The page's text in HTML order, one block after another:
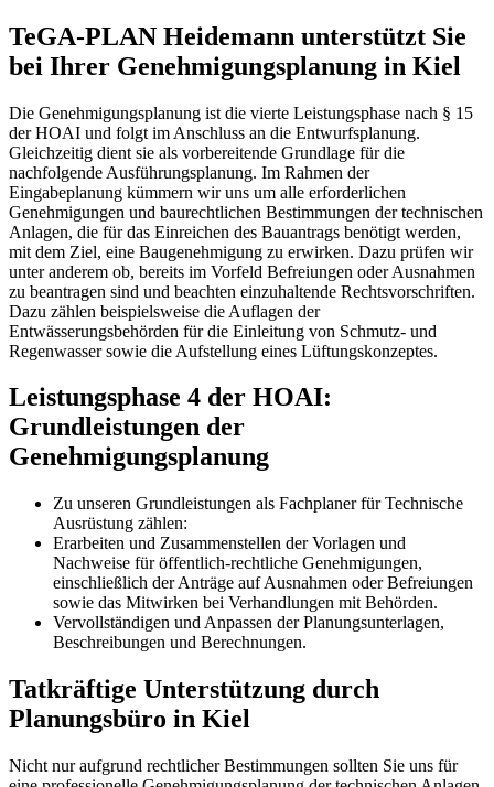
TeGA-PLAN Heidemann unterstützt Sie
bei Ihrer Genehmigungsplanung in Kiel
Die Genehmigungsplanung ist die vierte Leistungsphase nach § 15
der HOAI und folgt im Anschluss an die Entwurfsplanung.
Gleichzeitig dient sie als vorbereitende Grundlage für die
nachfolgende Ausführungsplanung. Im Rahmen der
Eingabeplanung kümmern wir uns um alle erforderlichen
Genehmigungen und baurechtlichen Bestimmungen der technischen
Anlagen, die für das Einreichen des Bauantrags benötigt werden,
mit dem Ziel, eine Baugenehmigung zu erwirken. Dazu prüfen wir
unter anderem ob, bereits im Vorfeld Befreiungen oder Ausnahmen
zu beantragen sind und beachten einzuhaltende Rechtsvorschriften.
Dazu zählen beispielsweise die Auflagen der
Entwässerungsbehörden für die Einleitung von Schmutz- und
Regenwasser sowie die Aufstellung eines Lüftungskonzeptes.
Leistungsphase 4 der HOAI:
Grundleistungen der
Genehmigungsplanung
Zu unseren Grundleistungen als Fachplaner für Technische
Ausrüstung zählen:
Erarbeiten und Zusammenstellen der Vorlagen und
Nachweise für öffentlich-rechtliche Genehmigungen,
einschließlich der Anträge auf Ausnahmen oder Befreiungen
sowie das Mitwirken bei Verhandlungen mit Behörden.
Vervollständigen und Anpassen der Planungsunterlagen,
Beschreibungen und Berechnungen.
Tatkräftige Unterstützung durch
Planungsbüro in Kiel
Nicht nur aufgrund rechtlicher Bestimmungen sollten Sie uns für